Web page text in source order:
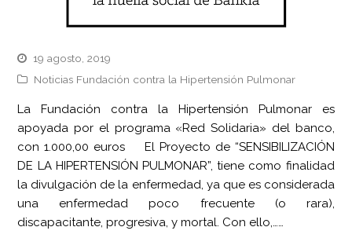
19 agosto, 2019
Noticias Fundación contra la Hipertensión Pulmonar
La Fundación contra la Hipertensión Pulmonar es
apoyada por el programa «Red Solidaria» del banco,
con 1.000,00 euros El Proyecto de “SENSIBILIZACIÓN
DE LA HIPERTENSIÓN PULMONAR”, tiene como finalidad
la divulgación de la enfermedad, ya que es considerada
una enfermedad poco frecuente (o rara),
discapacitante, progresiva, y mortal. Con ello,……